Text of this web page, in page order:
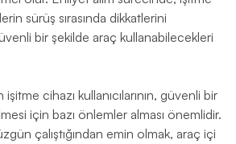
sürüş sırasında dikkatlerini
bir şekilde araç kullanabilecekleri
cihazı kullanıcılarının, güvenli bir
için bazı önlemler alması önemlidir.
çalıştığından emin olmak, araç içi